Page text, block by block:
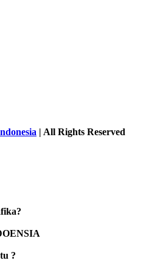
| All Rights Reserved
?